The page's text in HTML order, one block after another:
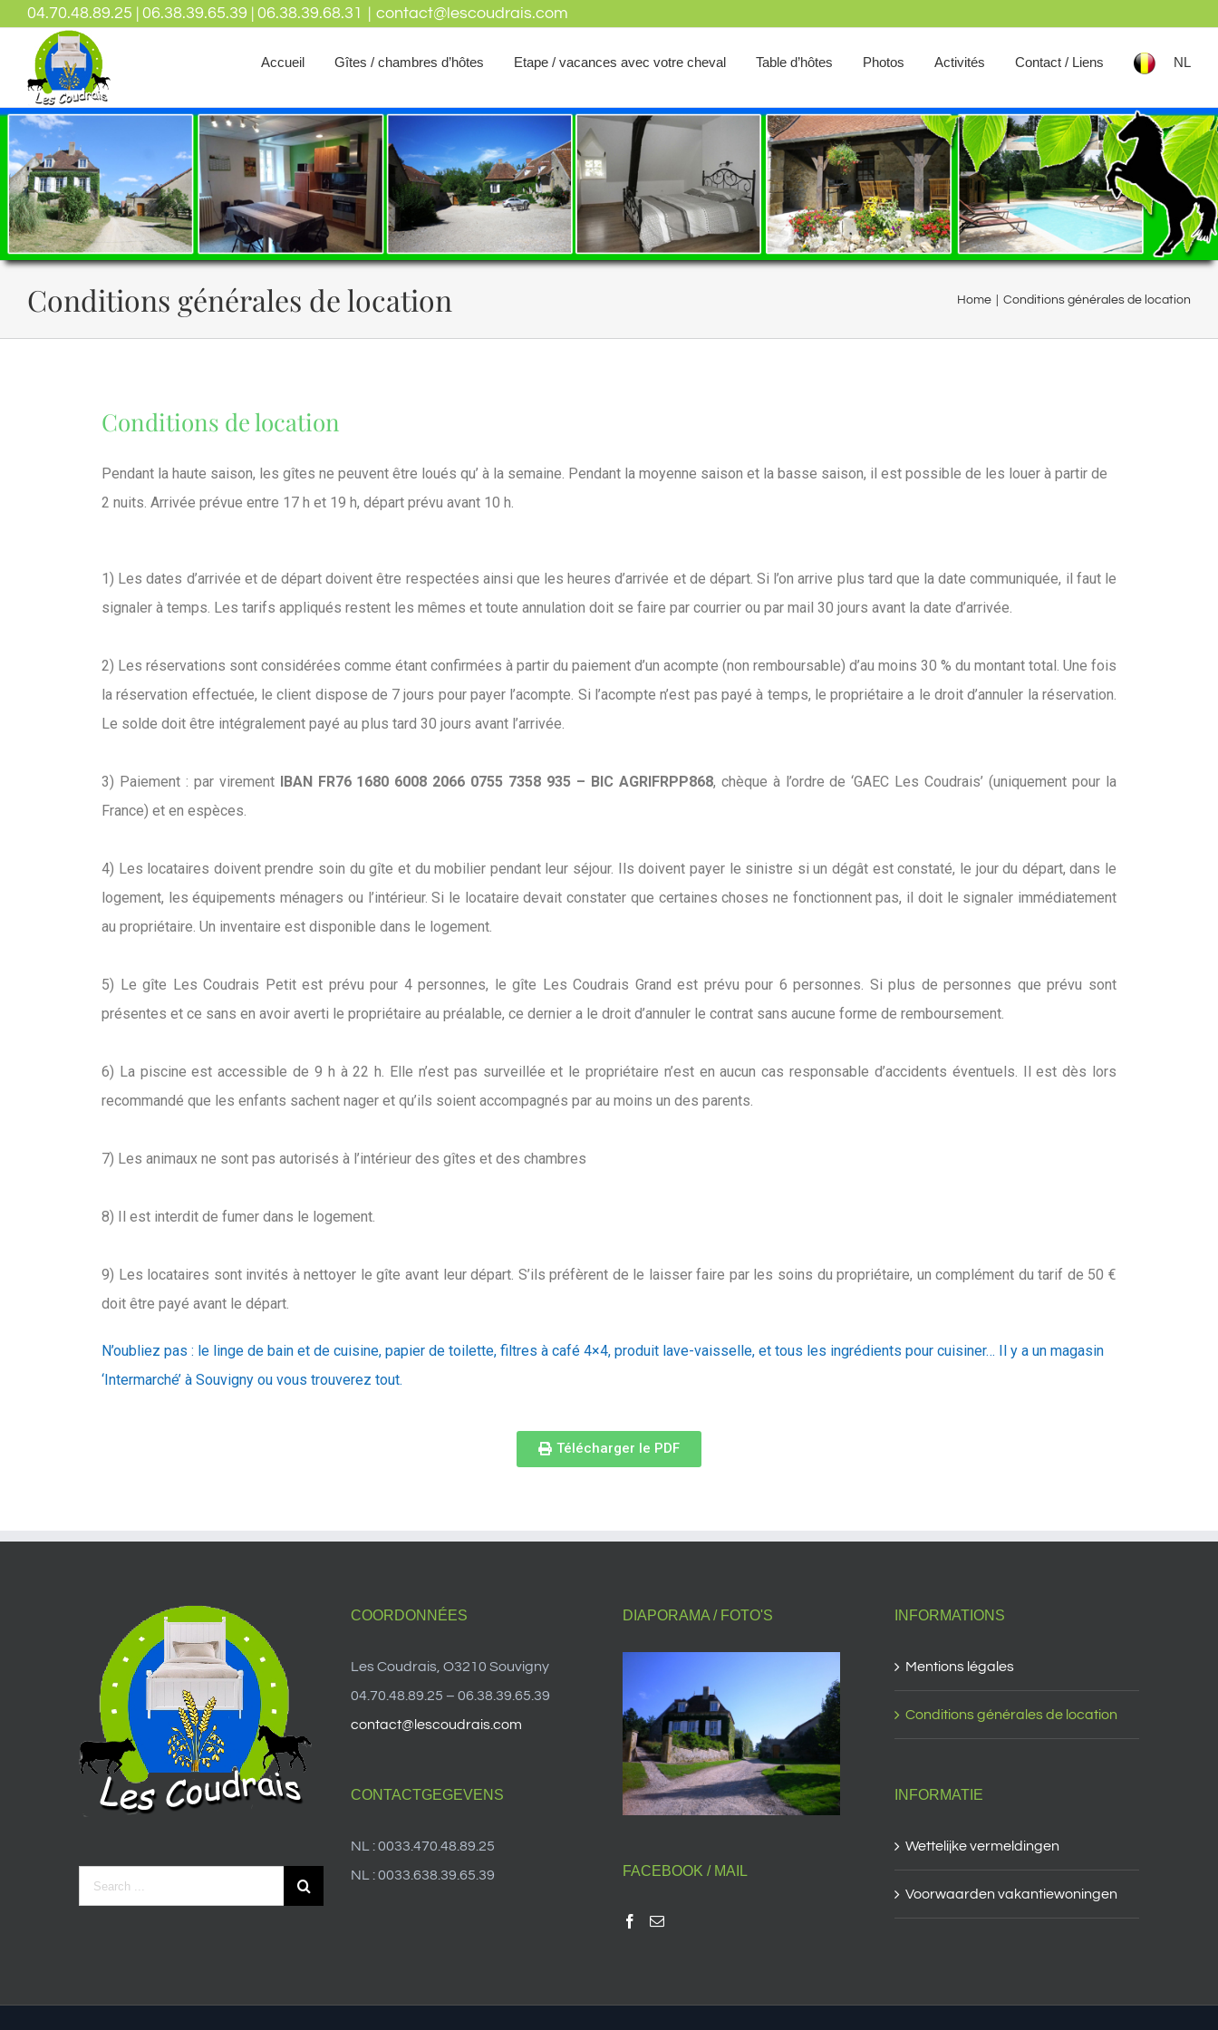
04.70.48.89.25 | 06.38.39.65.39 | 06.38.39.68.31 | contact@lescoudrais.com
Accueil Gîtes / chambres d’hôtes Etape / vacances avec votre cheval Table d’hôtes Photos Activités Contact / Liens NL
Conditions générales de location Home Conditions générales de location
Conditions de location
Pendant la haute saison, les gîtes ne peuvent être loués qu’ à la semaine. Pendant la moyenne saison et la basse saison, il est possible de les louer à partir de
2 nuits. Arrivée prévue entre 17 h et 19 h, départ prévu avant 10 h.
1) Les dates d’arrivée et de départ doivent être respectées ainsi que les heures d’arrivée et de départ. Si l’on arrive plus tard que la date communiquée, il faut le
signaler à temps. Les tarifs appliqués restent les mêmes et toute annulation doit se faire par courrier ou par mail 30 jours avant la date d’arrivée.
2) Les réservations sont considérées comme étant confirmées à partir du paiement d’un acompte (non remboursable) d’au moins 30 % du montant total. Une fois
la réservation effectuée, le client dispose de 7 jours pour payer l’acompte. Si l’acompte n’est pas payé à temps, le propriétaire a le droit d’annuler la réservation.
Le solde doit être intégralement payé au plus tard 30 jours avant l’arrivée.
3) Paiement : par virement IBAN FR76 1680 6008 2066 0755 7358 935 – BIC AGRIFRPP868, chèque à l’ordre de ‘GAEC Les Coudrais’ (uniquement pour la
France) et en espèces.
4) Les locataires doivent prendre soin du gîte et du mobilier pendant leur séjour. Ils doivent payer le sinistre si un dégât est constaté, le jour du départ, dans le
logement, les équipements ménagers ou l’intérieur. Si le locataire devait constater que certaines choses ne fonctionnent pas, il doit le signaler immédiatement
au propriétaire. Un inventaire est disponible dans le logement.
5) Le gîte Les Coudrais Petit est prévu pour 4 personnes, le gîte Les Coudrais Grand est prévu pour 6 personnes. Si plus de personnes que prévu sont
présentes et ce sans en avoir averti le propriétaire au préalable, ce dernier a le droit d’annuler le contrat sans aucune forme de remboursement.
6) La piscine est accessible de 9 h à 22 h. Elle n’est pas surveillée et le propriétaire n’est en aucun cas responsable d’accidents éventuels. Il est dès lors
recommandé que les enfants sachent nager et qu’ils soient accompagnés par au moins un des parents.
7) Les animaux ne sont pas autorisés à l’intérieur des gîtes et des chambres
8) Il est interdit de fumer dans le logement.
9) Les locataires sont invités à nettoyer le gîte avant leur départ. S’ils préfèrent de le laisser faire par les soins du propriétaire, un complément du tarif de 50 €
doit être payé avant le départ.
N’oubliez pas : le linge de bain et de cuisine, papier de toilette, filtres à café 4×4, produit lave-vaisselle, et tous les ingrédients pour cuisiner… Il y a un magasin
‘Intermarché’ à Souvigny ou vous trouverez tout.
Télécharger le PDF
COORDONNÉES
Les Coudrais, O3210 Souvigny
04.70.48.89.25 – 06.38.39.65.39
contact@lescoudrais.com
CONTACTGEGEVENS
NL : 0033.470.48.89.25
NL : 0033.638.39.65.39
DIAPORAMA / FOTO'S
FACEBOOK / MAIL
INFORMATIONS
Mentions légales
Conditions générales de location
INFORMATIE
Wettelijke vermeldingen
Voorwaarden vakantiewoningen